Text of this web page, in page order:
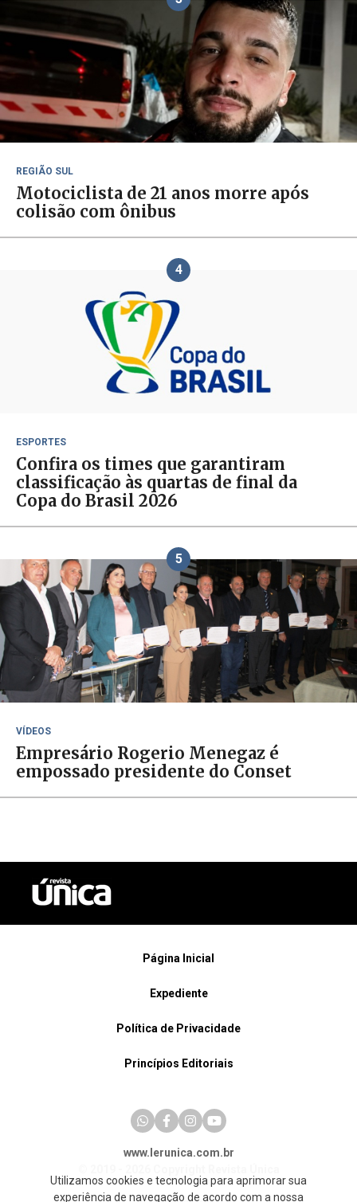
REGIÃO SUL
Motociclista de 21 anos morre após
colisão com ônibus
4
ESPORTES
Confira os times que garantiram
classificação às quartas de final da
Copa do Brasil 2026
5
VÍDEOS
Empresário Rogerio Menegaz é
empossado presidente do Conset
Página Inicial
Expediente
Política de Privacidade
Princípios Editoriais
www.lerunica.com.br
Utilizamos cookies e tecnologia para aprimorar sua
experiência de navegação de acordo com a nossa